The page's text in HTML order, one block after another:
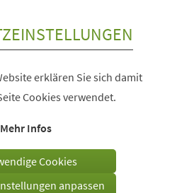
erklären Sie sich damit
Cookies verwendet.
Mehr Infos
Cookies
anpassen